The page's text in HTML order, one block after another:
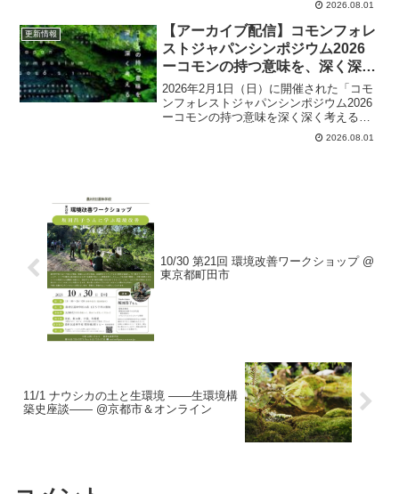
販売開始（1000円）されたそうです。コ
メンテーターは藤原辰史さん、コーディ
ネーターは松田法子さんという贅沢な時
間でした。
2026.08.01
更新情報
【アーカイブ配信】コモンフォレ
ストジャパンシンポジウム2026
ーコモンの持つ意味を、深く深く
考える ー ※8/31販売終了
2026年2月1日（日）に開催された「コモ
ンフォレストジャパンシンポジウム2026
ーコモンの持つ意味を深く深く考える
ー」のアーカイブ動画をお申し込みいた
2026.08.01
10/30 第21回 環境改善ワークショップ @
東京都町田市
11/1 ナウシカの土と生環境 ——生環境構
築史座談—— @京都市＆オンライン